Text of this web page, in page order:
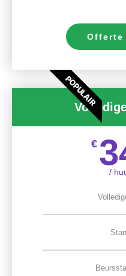
Offerte
POPULAIR
€
/